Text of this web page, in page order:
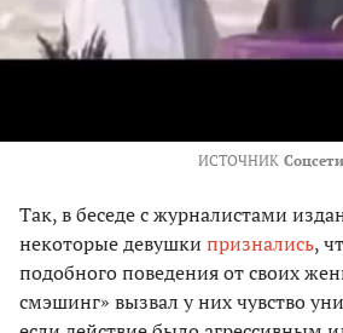
ИСТОЧНИК Соцсети
Так, в беседе с журналистами
некоторые девушки признались,
подобного поведения от своих
смэшинг» вызвал у них чувство